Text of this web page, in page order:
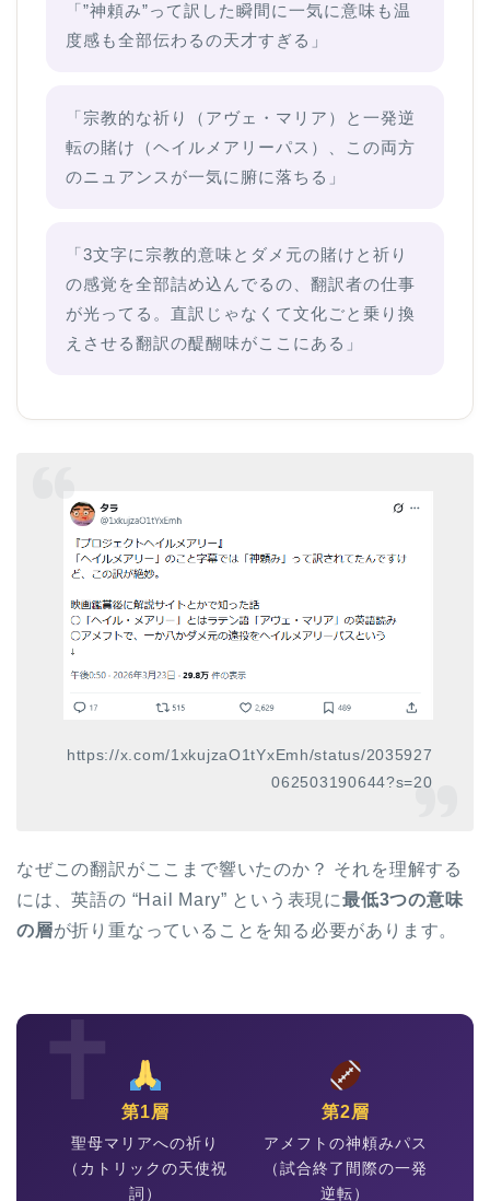
「”神頼み”って訳した瞬間に一気に意味も温
度感も全部伝わるの天才すぎる」
「宗教的な祈り（アヴェ・マリア）と一発逆
転の賭け（ヘイルメアリーパス）、この両方
のニュアンスが一気に腑に落ちる」
「3文字に宗教的意味とダメ元の賭けと祈り
の感覚を全部詰め込んでるの、翻訳者の仕事
が光ってる。直訳じゃなくて文化ごと乗り換
えさせる翻訳の醍醐味がここにある」
https://x.com/1xkujzaO1tYxEmh/status/2035927
062503190644?s=20
なぜこの翻訳がここまで響いたのか？ それを理解する
には、英語の “Hail Mary” という表現に最低3つの意味
の層が折り重なっていることを知る必要があります。
✝第1層
聖母マリアへの祈り
（カトリックの天使祝
詞）
第2層
アメフトの神頼みパス
（試合終了間際の一発
逆転）